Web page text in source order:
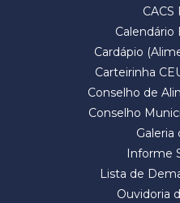
CACS
Calendário
Cardápio
Carteirinha
Conselho de
Conselho
Galeria
Informe
Lista de
Ouvidoria